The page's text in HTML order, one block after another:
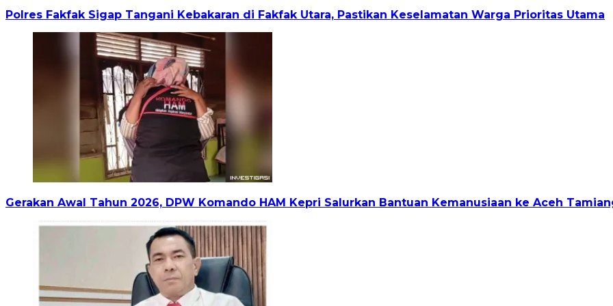
Polres Fakfak Sigap Tangani Kebakaran di Fakfak Utara, Pastikan Keselamatan Warga Prioritas Utama
Gerakan Awal Tahun 2026, DPW Komando HAM Kepri Salurkan Bantuan Kemanusiaan ke Aceh